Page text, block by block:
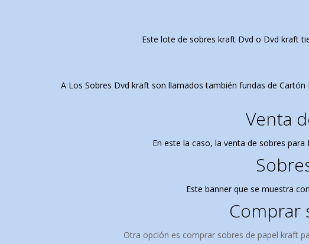
Este lote de sobres kraft Dvd o Dvd kraft
A Los Sobres Dvd kraft son llamados también fundas de
Venta
En este la caso, la venta de sobres
Este banner que se muestra
Comprar
Otra opción es comprar sobres de papel kraft